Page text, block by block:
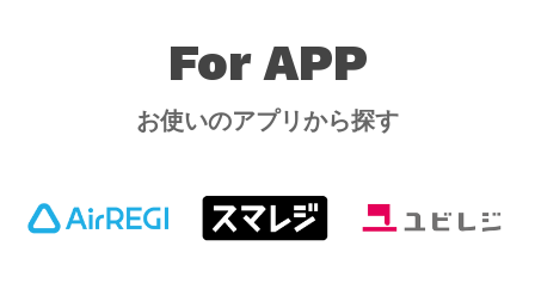
For APP
お使いのアプリから探す